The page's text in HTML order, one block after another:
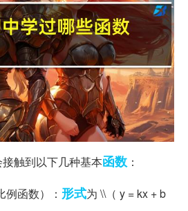
触到以下几种基本函数 ：
函数）： 形式为 \\（ y = kx + b